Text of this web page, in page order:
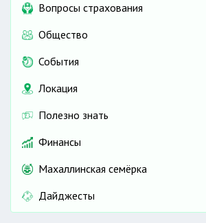
Вопросы страхования
Общество
События
Локация
Полезно знать
Финансы
Махаллинская семёрка
Дайджесты